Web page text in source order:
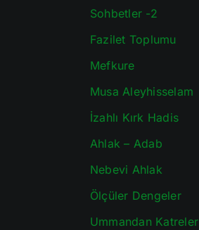
Sohbetler -2
Fazilet Toplumu
Mefkure
Musa Aleyhisselam
İzahlı Kırk Hadis
Ahlak – Adab
Nebevi Ahlak
Ölçüler Dengeler
Ummandan Katreler